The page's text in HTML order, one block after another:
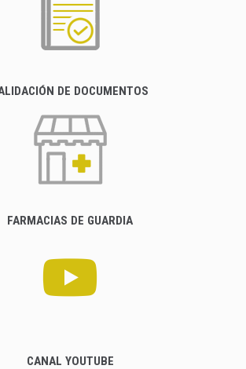
DE DOCUMENTOS
FARMACIAS DE GUARDIA
CANAL YOUTUBE